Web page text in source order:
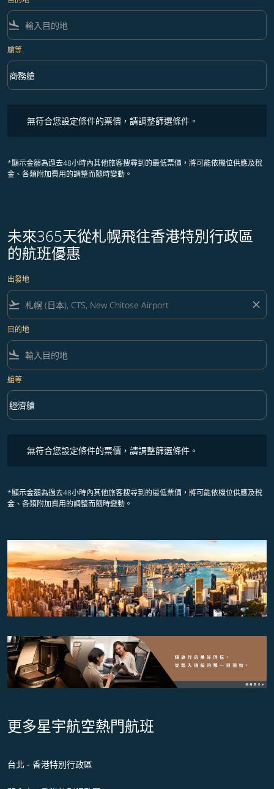
flight_land
艙等
艙等 option 商務艙 Selected
商務艙
keyboard_arrow_down
無符合您設定條件的票價，請調整篩選條件。
*顯示金額為過去48小時內其他旅客搜尋到的最低票價，將可能依機位供應及稅
金、各類附加費用的調整而隨時變動。
未來365天從札幌飛往香港特別行政區
的航班優惠
出發地
flight_takeoff close
目的地
flight_land
艙等
艙等 option 經濟艙 Selected
經濟艙
keyboard_arrow_down
無符合您設定條件的票價，請調整篩選條件。
*顯示金額為過去48小時內其他旅客搜尋到的最低票價，將可能依機位供應及稅
金、各類附加費用的調整而隨時變動。
更多星宇航空熱門航班
台北 - 香港特別行政區